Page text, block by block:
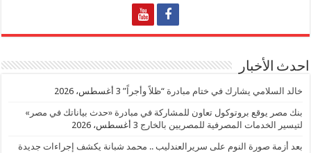
احدث الأخبار
خالد السلامي يشارك في ختام مبادرة “ظلاً وأجراً” 3 أغسطس، 2026
بنك مصر يوقع بروتوكول تعاون للمشاركة في مبادرة «حدث بياناتك في مصر»
لتيسير الخدمات المصرفية للمصريين بالخارج 3 أغسطس، 2026
بعد أزمة صورة النوم على سريرالعندليب .. محمد شبانة يكشف إجراءات جديدة